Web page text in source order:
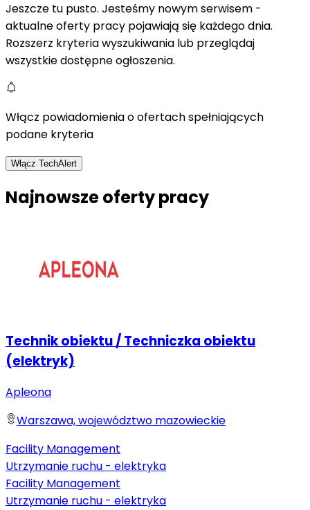
Jeszcze tu pusto. Jesteśmy nowym serwisem -
aktualne oferty pracy pojawiają się każdego dnia.
Rozszerz kryteria wyszukiwania lub przeglądaj
wszystkie dostępne ogłoszenia.
Włącz powiadomienia o ofertach spełniających
podane kryteria
Włącz TechAlert
Najnowsze oferty pracy
Technik obiektu / Techniczka obiektu
(elektryk)
Apleona
Warszawa, województwo mazowieckie
Facility Management
Utrzymanie ruchu - elektryka
Facility Management
Utrzymanie ruchu - elektryka